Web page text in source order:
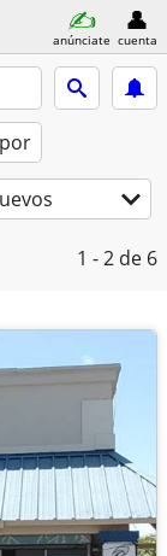
anúnciate cuenta
1 - 2 de 6